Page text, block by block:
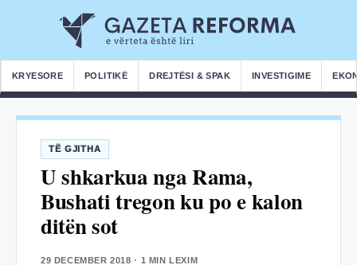
KRYESORE POLITIKË DREJTËSI & SPAK INVESTIGIME
TË GJITHA
U shkarkua nga Rama,
Bushati tregon ku po e kalon
ditën sot
29 DECEMBER 2018 · 1 MIN LEXIM